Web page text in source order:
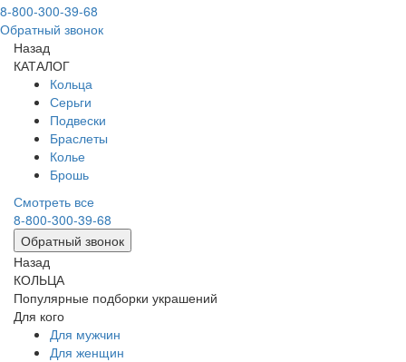
8-800-300-39-68
Обратный звонок
Назад
КАТАЛОГ
Кольца
Серьги
Подвески
Браслеты
Колье
Брошь
Смотреть все
8-800-300-39-68
Обратный звонок
Назад
КОЛЬЦА
Популярные подборки украшений
Для кого
Для мужчин
Для женщин